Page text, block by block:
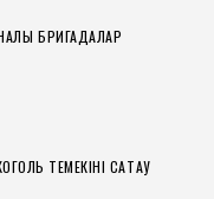
БРИГАДАЛАР
ТЕМЕКІНІ САҚТАУ